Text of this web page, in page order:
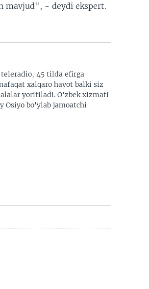
mavjud", - deydi ekspert.
45 tilda efirga
xalqaro hayot balki siz
yoritiladi. O'zbek xizmati
Osiyo bo'ylab jamoatchi